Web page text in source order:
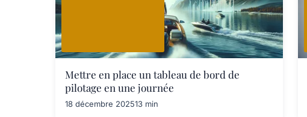
Mettre en place un tableau de bord de
pilotage en une journée
18 décembre 202513 min